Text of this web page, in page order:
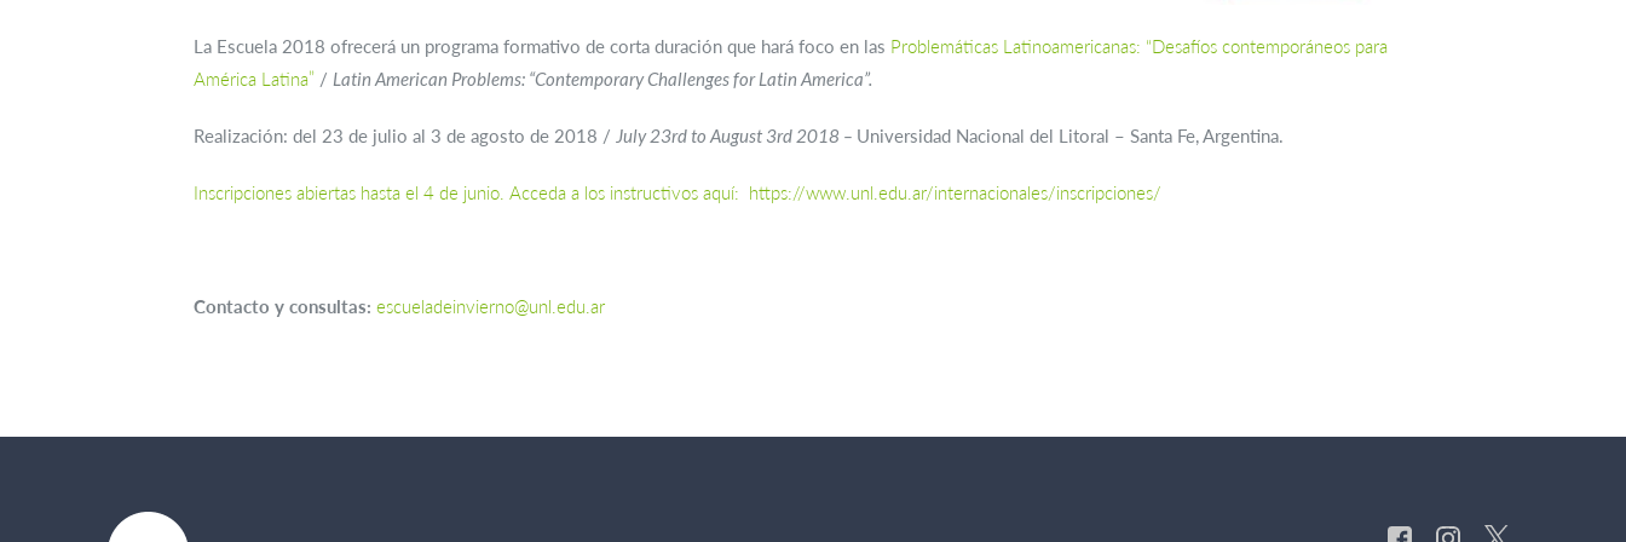
La Escuela 2018 ofrecerá un programa formativo de corta duración que hará foco en las Problemáticas Latinoamericanas: “Desafíos contemporáneos para
América Latina” / Latin American Problems: “Contemporary Challenges for Latin America”.
Realización: del 23 de julio al 3 de agosto de 2018 / July 23rd to August 3rd 2018 – Universidad Nacional del Litoral – Santa Fe, Argentina.
Inscripciones abiertas hasta el 4 de junio. Acceda a los instructivos aquí: https://www.unl.edu.ar/internacionales/inscripciones/
Contacto y consultas: escueladeinvierno@unl.edu.ar